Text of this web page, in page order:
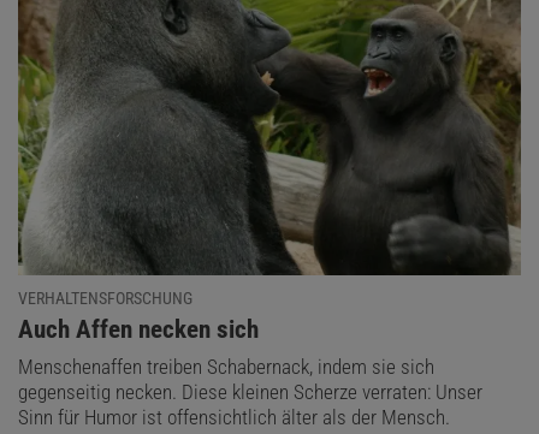
VERHALTENSFORSCHUNG
:
Auch Affen necken sich
Menschenaffen treiben Schabernack, indem sie sich
gegenseitig necken. Diese kleinen Scherze verraten: Unser
Sinn für Humor ist offensichtlich älter als der Mensch.